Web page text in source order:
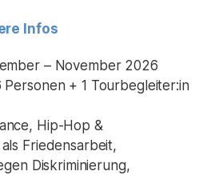
Infos
– November 2026
Personen + 1 Tourbegleiter:in
Hip-Hop &
Friedensarbeit,
Diskriminierung,